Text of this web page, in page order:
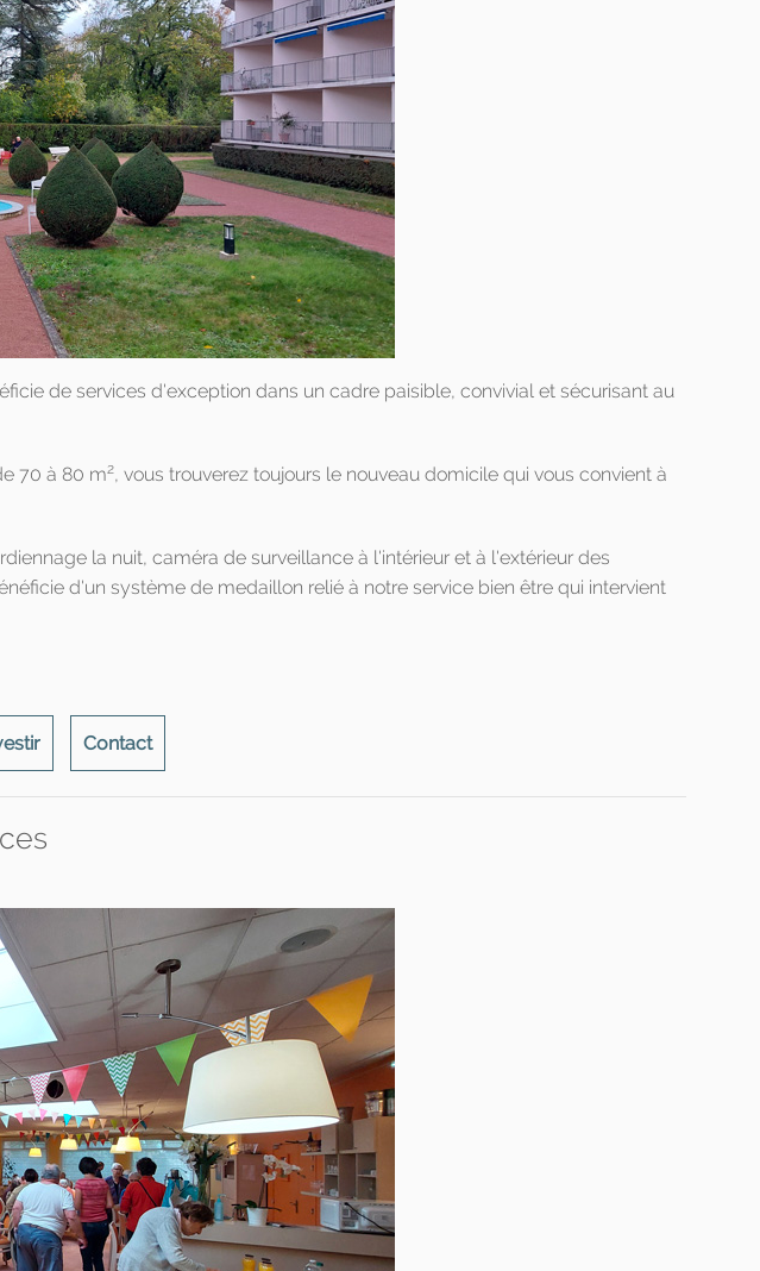
de services d'exception dans un cadre paisible, convivial et sécurisant au
70 à 80 m2, vous trouverez toujours le nouveau domicile qui vous convient à
la nuit, caméra de surveillance à l'intérieur et à l'extérieur des
d'un système de medaillon relié à notre service bien être qui intervient
Contact